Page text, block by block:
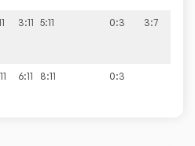
3:11 5:11 0:3 3:7
6:11 8:11 0:3